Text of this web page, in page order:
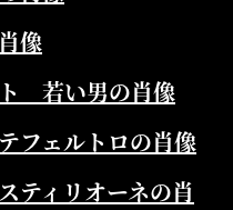
像
若い男の肖像
フェルトロの肖像
ィリオーネの肖